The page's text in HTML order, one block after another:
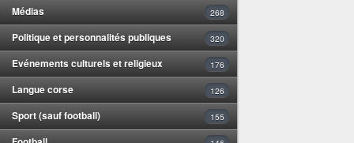
Médias 268
Politique et personnalités publiques 320
Evénements culturels et religieux 176
Langue corse 126
Sport (sauf football) 155